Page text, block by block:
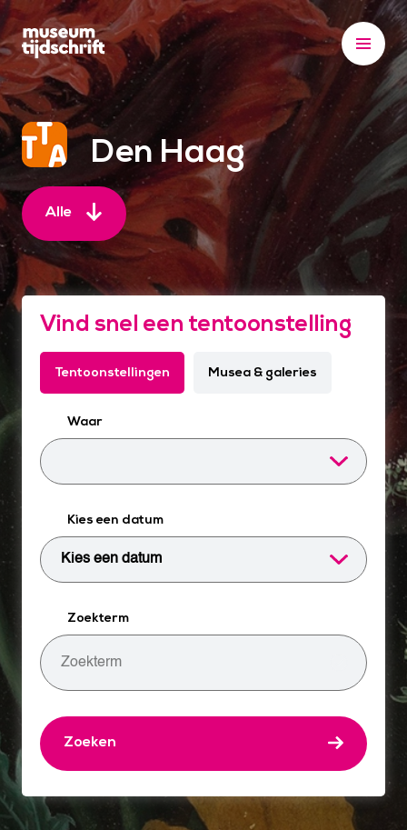
S
k
i
p
t
o
o
n
t
n
t
Den Haag
Alle
Vind snel een tentoonstelling
Tentoonstellingen Musea & galeries
Waar
Kies een datum
Zoekterm
Zoeken